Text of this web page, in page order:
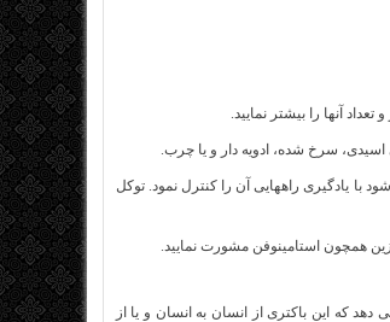
آنها را بیشتر نمایید.
سرخ شده، ادویه دار و یا چرب.
یادگیری راههایی آن را کنترل نمود. توکل
همچون استامینوفن مشورت نمایید.
که این باکتری از انسان به انسان و یا از